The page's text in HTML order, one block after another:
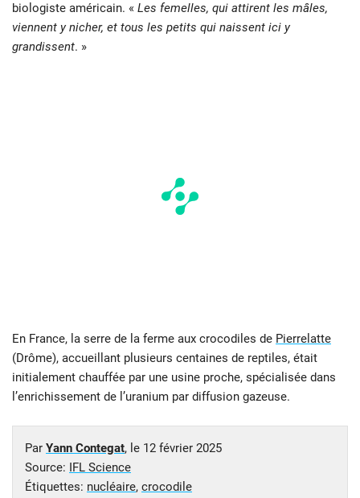
biologiste américain. « Les femelles, qui attirent les mâles,
viennent y nicher, et tous les petits qui naissent ici y
grandissent. »
En France, la serre de la ferme aux crocodiles de Pierrelatte
(Drôme), accueillant plusieurs centaines de reptiles, était
initialement chauffée par une usine proche, spécialisée dans
l’enrichissement de l’uranium par diffusion gazeuse.
Par Yann Contegat, le 12 février 2025
Source:
IFL Science
Étiquettes: nucléaire, crocodile